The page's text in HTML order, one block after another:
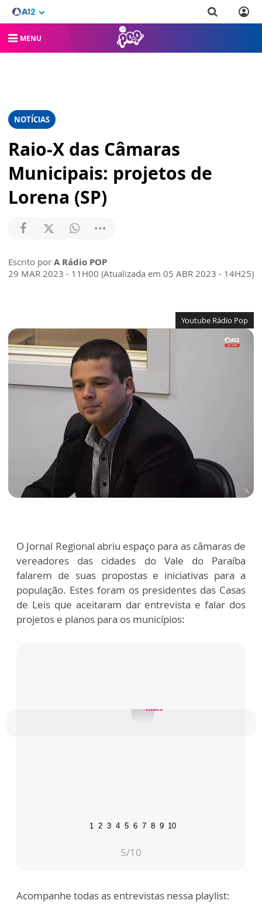
MENU
NOTÍCIAS
Raio-X das Câmaras
Municipais: projetos de
Lorena (SP)
Escrito por A Rádio POP
29 MAR 2023 - 11H00 (Atualizada em 05 ABR 2023 - 14H25)
Youtube Rádio Pop
O Jornal Regional abriu espaço para as câmaras de
vereadores das cidades do Vale do Paraíba
falarem de suas propostas e iniciativas para a
população. Estes foram os presidentes das Casas
de Leis que aceitaram dar entrevista e falar dos
projetos e planos para os municípios:
1 2 3 4 5 6 7 8 9 10
5/10
Acompanhe todas as entrevistas nessa playlist: